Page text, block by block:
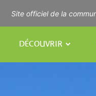
Site officiel de la
DÉCOUVRIR